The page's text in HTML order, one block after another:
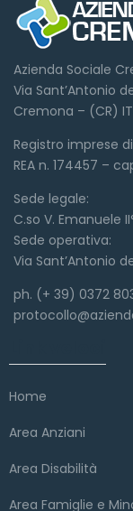
Azienda Sociale
Via Sant’Antonio
Cremona – (CR)
Registro imprese
REA n. 174457 –
Sede legale:
C.so V. Emanuele
Sede operativa:
Via Sant’Antonio
ph. (+ 39) 0372
Home
Area Anziani
Area Disabilità
Area Famiglie e